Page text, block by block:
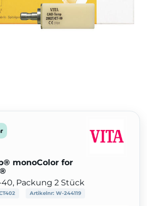
monoColor for
40, Packung 2 Stück
Artikelnr: W-244119